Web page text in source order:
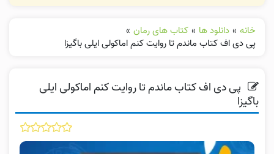
خانه » دانلود ها » کتاب های رمان »
پی دی اف کتاب ماندم تا روایت کنم اماکولی ایلی باگیزا
پی دی اف کتاب ماندم تا روایت کنم اماکولی ایلی
باگیزا